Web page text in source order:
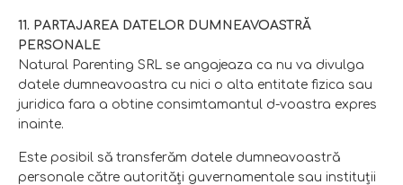
11. PARTAJAREA DATELOR DUMNEAVOASTRĂ
PERSONALE
Natural Parenting SRL se angajeaza ca nu va divulga
datele dumneavoastra cu nici o alta entitate fizica sau
juridica fara a obtine consimtamantul d-voastra expres
inainte.
Este posibil să transferăm datele dumneavoastră
personale către autorități guvernamentale sau instituții